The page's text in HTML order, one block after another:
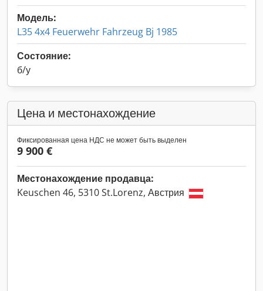
Модель:
L35 4x4 Feuerwehr Fahrzeug Bj 1985
Состояние:
б/у
Цена и местонахождение
Фиксированная цена НДС не может быть выделен
9 900 €
Местонахождение продавца:
Keuschen 46, 5310 St.Lorenz, Австрия